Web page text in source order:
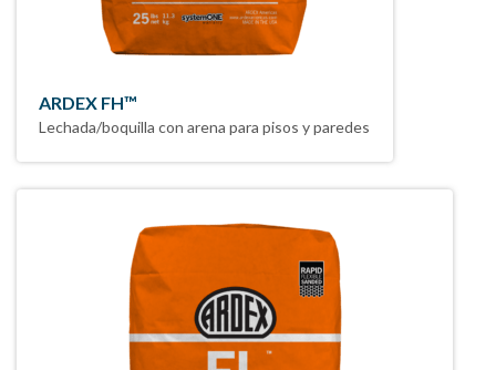
ARDEX FH™
Lechada/boquilla con arena para pisos y paredes